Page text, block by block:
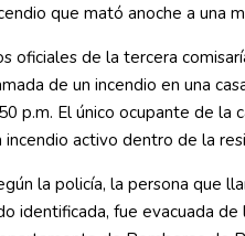
que mató anoche a una
oficiales de la tercera
de un incendio en una
p.m. El único ocupante de la
incendio activo dentro de la
la policía, la persona que
identificada, fue evacuada